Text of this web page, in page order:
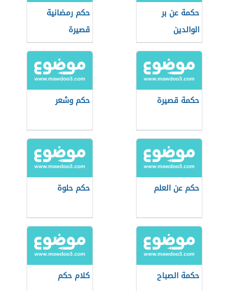
حكمة عن بر
الوالدين
حكم رمضانية
قصيرة
حكمة قصيرة حكم وشعر
حكم عن العلم حكم حلوة
حكمة الصباح كلام حكم